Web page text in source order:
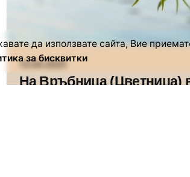
13.04.2025
На Връбница (Цветница)
да използвате сайта, Вие
за бисквитки